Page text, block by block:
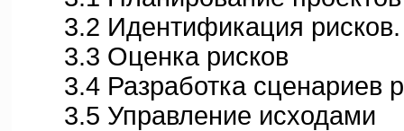
3.2 Идентификация рисков.
3.3 Оценка рисков
3.4 Разработка сценариев
3.5 Управление исходами